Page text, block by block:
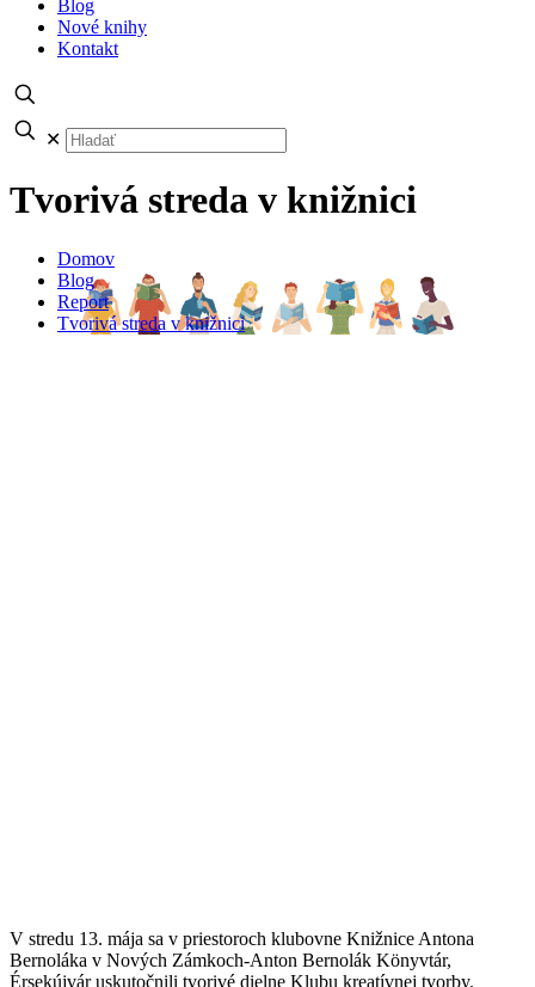
Blog
Nové knihy
Kontakt
✕
Tvorivá streda v knižnici
Domov
Blog
Report
Tvorivá streda v knižnici
V stredu 13. mája sa v priestoroch klubovne Knižnice Antona
Bernoláka v Nových Zámkoch-Anton Bernolák Könyvtár,
Érsekújvár uskutočnili tvorivé dielne Klubu kreatívnej tvorby.